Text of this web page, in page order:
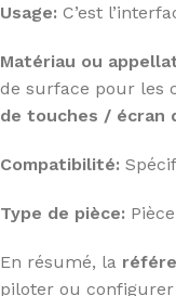
Usage: C’est
Matériau ou
de surface pour les
de touches / écran
Compatibilité:
Type de pièce:
En résumé, la
piloter ou configurer